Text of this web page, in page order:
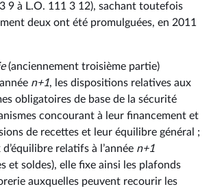
9 à L.O. 111 3 12), sachant toutefois
deux ont été promulguées, en 2011
(anciennement troisième partie)
n+1, les dispositions relatives aux
obligatoires de base de la sécurité
concourant à leur financement et
de recettes et leur équilibre général ;
relatifs à l’année n+1
et soldes), elle fixe ainsi les plafonds
auxquelles peuvent recourir les